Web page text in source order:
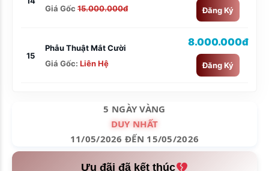
Giá Gốc 15.000.000đ Đăng Ký
15
Phẫu Thuật Mắt Cười
Giá Gốc: Liên Hệ
8.000.000đ
Đăng Ký
5 NGÀY VÀNG
DUY NHẤT
11/05/2026 ĐẾN 15/05/2026
Ưu đãi đã kết thúc